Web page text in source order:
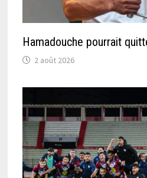
Hamadouche pourrait
2 août 2026